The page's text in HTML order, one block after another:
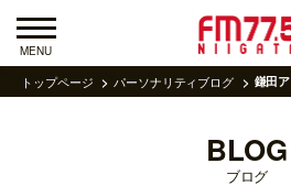
MENU
トップページ パーソナリティブログ 鎌田
BLOG
ブログ